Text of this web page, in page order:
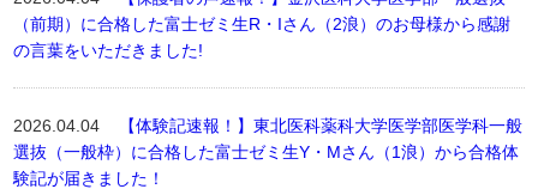
（前期）に合格した富士ゼミ生R・Iさん（2浪）のお母様から感謝
の言葉をいただきました!
2026.04.04
【体験記速報！】東北医科薬科大学医学部医学科一般
選抜（一般枠）に合格した富士ゼミ生Y・Mさん（1浪）から合格体
験記が届きました！